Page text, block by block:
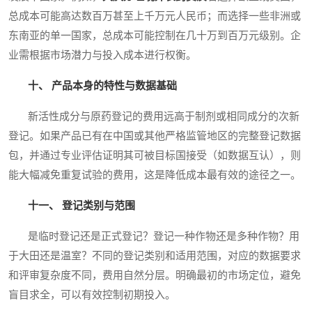
总成本可能高达数百万甚至上千万元人民币；而选择一些非洲或
东南亚的单一国家，总成本可能控制在几十万到百万元级别。企
业需根据市场潜力与投入成本进行权衡。
十、 产品本身的特性与数据基础
新活性成分与原药登记的费用远高于制剂或相同成分的次新
登记。如果产品已有在中国或其他严格监管地区的完整登记数据
包，并通过专业评估证明其可被目标国接受（如数据互认），则
能大幅减免重复试验的费用，这是降低成本最有效的途径之一。
十一、 登记类别与范围
是临时登记还是正式登记？登记一种作物还是多种作物？用
于大田还是温室？不同的登记类别和适用范围，对应的数据要求
和评审复杂度不同，费用自然分层。明确最初的市场定位，避免
盲目求全，可以有效控制初期投入。